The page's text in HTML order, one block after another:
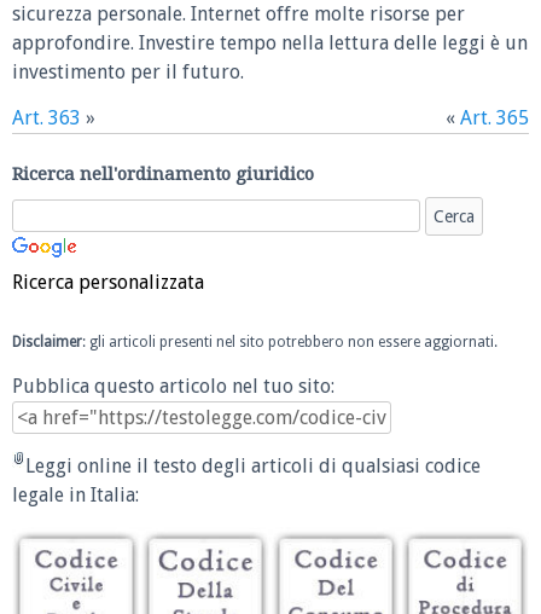
sicurezza personale. Internet offre molte risorse per
approfondire. Investire tempo nella lettura delle leggi è un
investimento per il futuro.
Art. 363 » « Art. 365
Ricerca nell'ordinamento giuridico
Ricerca personalizzata
Disclaimer: gli articoli presenti nel sito potrebbero non essere aggiornati.
Pubblica questo articolo nel tuo sito:
Leggi online il testo degli articoli di qualsiasi codice
legale in Italia: